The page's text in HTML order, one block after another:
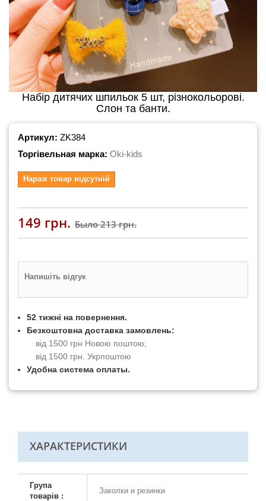
Набір дитячих шпильок 5 шт, різнокольорові.
Слон та банти.
Артикул: ZK384
Торгівельная марка: Oki-kids
Наразі товар відсутній
149 грн. Было213 грн.
Напишіть відгук
52 тижні на повернення.
Безкоштовна доставка замовлень:
від 1500 грн Новою поштою;
від 1500 грн. Укрпоштою
Удобна система оплаты.
ХАРАКТЕРИСТИКИ
Група
товарів :
Заколки и резинки